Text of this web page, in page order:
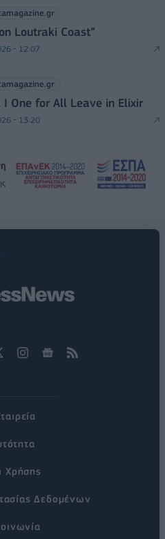
Loutraki Coast”
- 12:07
I One for All Leave in Elixir
- 13:20
Χρήσης
Δεδομένων